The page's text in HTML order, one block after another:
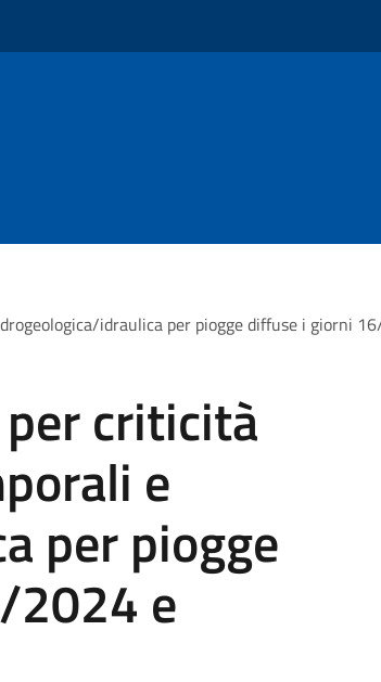
idraulica per piogge diffuse i giorni
criticità
e
per piogge
e